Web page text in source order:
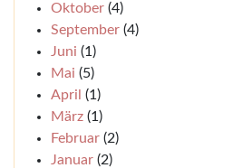
Oktober (4)
September (4)
Juni (1)
Mai (5)
April (1)
März (1)
Februar (2)
Januar (2)